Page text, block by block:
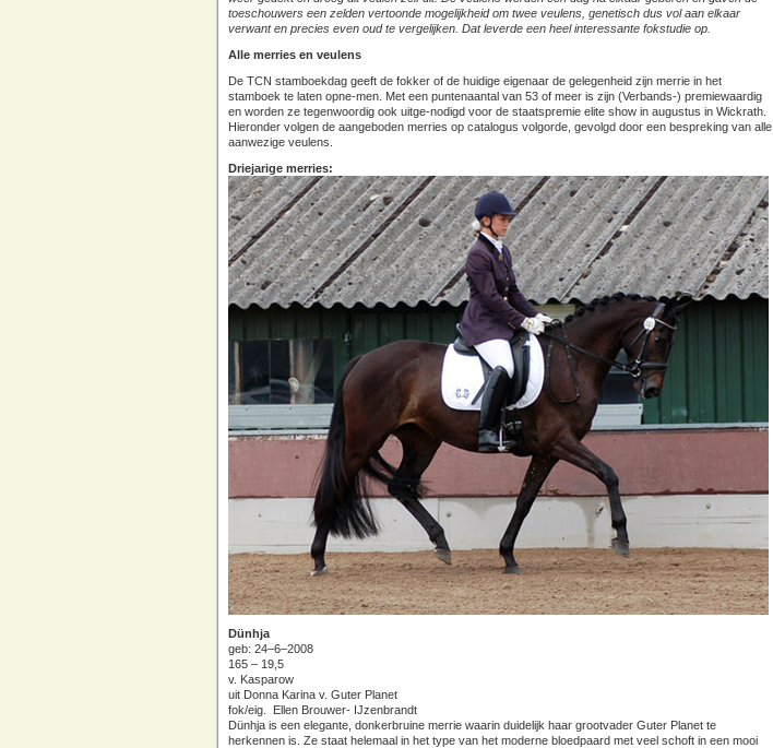
toeschouwers een zelden vertoonde mogelijkheid om twee veulens, genetisch dus vol aan elkaar
verwant en precies even oud te vergelijken. Dat leverde een heel interessante fokstudie op.
Alle merries en veulens
De TCN stamboekdag geeft de fokker of de huidige eigenaar de gelegenheid zijn merrie in het
stamboek te laten opne-men. Met een puntenaantal van 53 of meer is zijn (Verbands-) premiewaardig
en worden ze tegenwoordig ook uitge-nodigd voor de staatspremie elite show in augustus in Wickrath.
Hieronder volgen de aangeboden merries op catalogus volgorde, gevolgd door een bespreking van alle
aanwezige veulens.
Driejarige merries:
Dünhja
geb: 24–6–2008
165 – 19,5
v. Kasparow
uit Donna Karina v. Guter Planet
fok/eig. Ellen Brouwer- IJzenbrandt
Dünhja is een elegante, donkerbruine merrie waarin duidelijk haar grootvader Guter Planet te
herkennen is. Ze staat helemaal in het type van het moderne bloedpaard met veel schoft in een mooi